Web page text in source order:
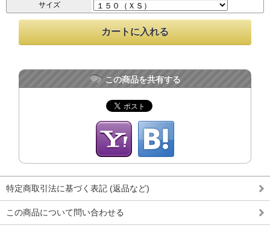
サイズ
この商品を共有する
特定商取引法に基づく表記 (返品など)
この商品について問い合わせる